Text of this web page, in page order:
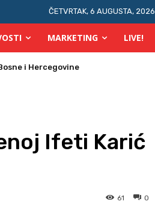
ČETVRTAK, 6 AUGUSTA, 2026
MARKETING LIVE!
elektronski i ručno
Ifeti Karić
0
61